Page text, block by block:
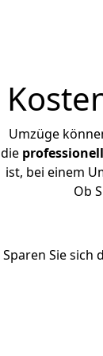
Umzüge
die
ist, bei einem
Ob
Sparen Sie sich